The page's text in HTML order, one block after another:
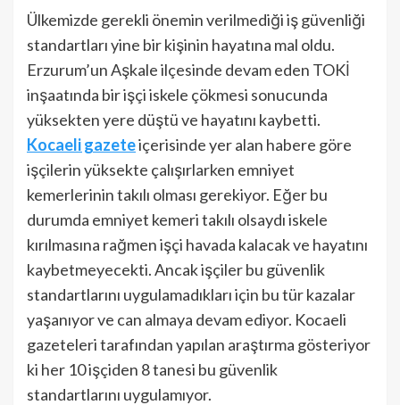
Ülkemizde gerekli önemin verilmediği iş güvenliği
standartları yine bir kişinin hayatına mal oldu.
Erzurum’un Aşkale ilçesinde devam eden TOKİ
inşaatında bir işçi iskele çökmesi sonucunda
yüksekten yere düştü ve hayatını kaybetti.
Kocaeli gazeteiçerisinde yer alan habere göre
işçilerin yüksekte çalışırlarken emniyet
kemerlerinin takılı olması gerekiyor. Eğer bu
durumda emniyet kemeri takılı olsaydı iskele
kırılmasına rağmen işçi havada kalacak ve hayatını
kaybetmeyecekti. Ancak işçiler bu güvenlik
standartlarını uygulamadıkları için bu tür kazalar
yaşanıyor ve can almaya devam ediyor. Kocaeli
gazeteleri tarafından yapılan araştırma gösteriyor
ki her 10 işçiden 8 tanesi bu güvenlik
standartlarını uygulamıyor.